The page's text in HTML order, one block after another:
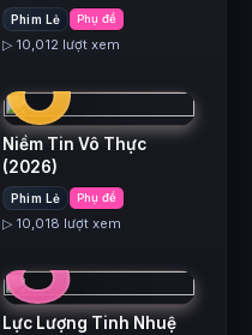
Phim Lẻ Phụ đề
▷ 10,012 lượt xem
6
Niềm Tin Vô Thực
(2026)
Phim Lẻ Phụ đề
▷ 10,018 lượt xem
8
Lực Lượng Tinh Nhuệ